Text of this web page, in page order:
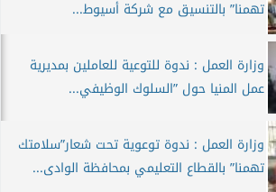
تهمنا” بالتنسيق مع شركة أسيوط...
وزارة العمل : ندوة للتوعية للعاملين بمديرية
عمل المنيا حول ”السلوك الوظيفي...
وزارة العمل : ندوة توعوية تحت شعار”سلامتك
تهمنا” بالقطاع التعليمي بمحافظة الوادى...